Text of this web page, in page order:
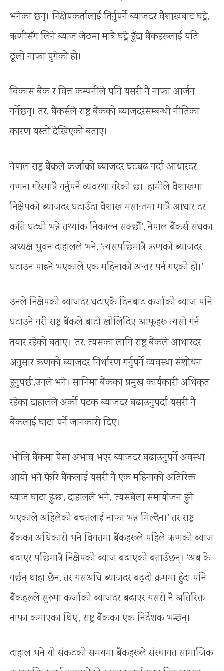
भनेका छन्। निक्षेपकर्तालाई तिर्नुपर्ने ब्याजदर वैशाखबाट घट्ने,
ऋणीसँग लिने ब्याज जेठमा मात्रै घट्ने हुँदा बैंकहरूलाई यति
ठूलो नाफा पुगेको हो।
विकास बैंक र वित्त कम्पनीले पनि यसरी नै नाफा आर्जन
गर्नेछन्। तर, बैंकर्सले राष्ट्र बैंकको ब्याजदरसम्बन्धी नीतिका
कारण यस्तो देखिएको बताए।
नेपाल राष्ट्र बैंकले कर्जाको ब्याजदर घटबढ गर्दा आधारदर
गणना गरेरमात्रै गर्नुपर्ने व्यवस्था गरेको छ। ‘हामीले वैशाखमा
निक्षेपको ब्याजदर घटाउँदा वैशाख मसान्तमा मात्रै आधार दर
कति घट्यो भन्ने तथ्यांक निकाल्न सक्छौं’, नेपाल बैंकर्स संघका
अध्यक्ष भुवन दाहालले भने, ‘त्यसपछिमात्रै ऋणको ब्याजदर
घटाउन पाइने भएकाले एक महिनाको अन्तर पर्न गएको हो।’
उनले निक्षेपको ब्याजदर घटाएकै दिनबाट कर्जाको ब्याज पनि
घटाउने गरी राष्ट्र बैंकले बाटो खोलिदिए आफूहरू त्यसो गर्न
तयार रहेको बताए। ‘तर, त्यसका लागि राष्ट्र बैंकले आधारदर
अनुसार ऋणको ब्याजदर निर्धारण गर्नुपर्ने व्यवस्था संशोधन
हुनुपर्छ’,उनले भने। सानिमा बैंकका प्रमुख कार्यकारी अधिकृत
रहेका दाहालले अर्को पटक ब्याजदर बढाउनुपर्दा यसरी नै
बैंकलाई घाटा पर्ने जानकारी दिए।
‘भोलि बैंकमा पैसा अभाव भएर ब्याजदर बढाउनुपर्ने अवस्था
आयो भने फेरि बैंकलाई यसरी नै एक महिनाको अतिरिक्त
ब्याज घाटा हुन्छ’, दाहालले भने, ‘त्यसबेला समायोजन हुने
भएकाले अहिलेको बचतलाई नाफा भन्न मिल्दैन।’ तर राष्ट्र
बैंकका अधिकारी भने विगतमा बैंकहरूले पहिले ऋणको ब्याज
बढाएर पछिमात्रै निक्षेपको ब्याज बढाएको बताउँछन्। ‘अब के
गर्छन् थाहा छैन, तर यसअघि ब्याजदर बढ्दो क्रममा हुँदा पनि
बैंकहरूले सुरुमा कर्जाको ब्याजदर बढाएर यसरी नै अतिरिक्त
नाफा कमाएका थिए’, राष्ट्र बैंकका एक निर्देशक भन्छन्।
दाहाल भने यो संकटको समयमा बैंकहरूले संस्थागत सामाजिक